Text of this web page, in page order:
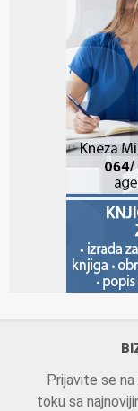
Prijavite se
toku sa